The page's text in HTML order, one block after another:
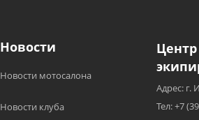
Новости
Новости мотосалона
Новости клуба
Адрес: г.
Тел: +7